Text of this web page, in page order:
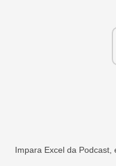
Impara Excel da Podcast,